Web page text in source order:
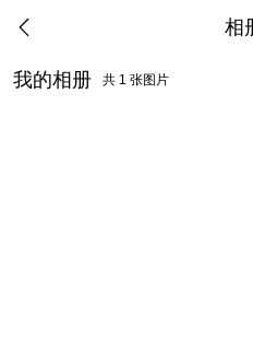
相
我的相册 共 1 张图片